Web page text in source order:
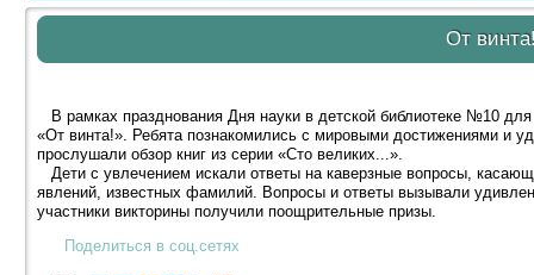
От
В рамках празднования Дня науки в детской библиотеке №10
«От винта!». Ребята познакомились с мировыми достижениями и
прослушали обзор книг из серии «Сто великих...».
Дети с увлечением искали ответы на каверзные вопросы,
явлений, известных фамилий. Вопросы и ответы вызывали
участники викторины получили поощрительные призы.
Поделиться в соц.сетях